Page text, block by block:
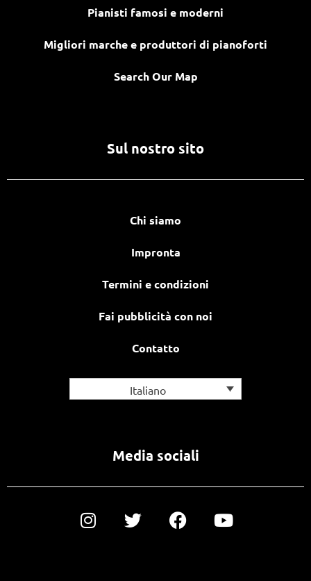
Pianisti famosi e moderni
Migliori marche e produttori di pianoforti
Search Our Map
Sul nostro sito
Chi siamo
Impronta
Termini e condizioni
Fai pubblicità con noi
Contatto
Italiano
Media sociali